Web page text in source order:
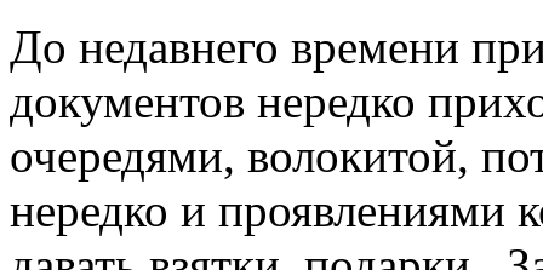
До недавнего времени
документов нередко
очередями, волокитой,
нередко и проявлениями